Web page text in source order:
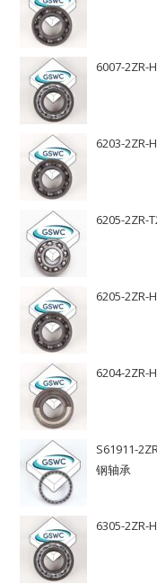
6007-2ZR-
6203-2ZR-
6205-2ZR-
6205-2ZR-
6204-2ZR-
S61911-
钢轴承
6305-2ZR-